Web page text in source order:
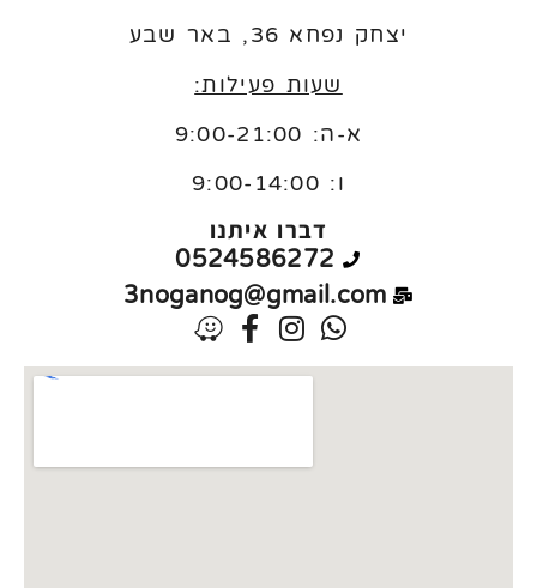
יצחק נפחא 36, באר שבע
שעות פעילות:
א-ה: 9:00-21:00
ו: 9:00-14:00
דברו איתנו
0524586272
3noganog@gmail.com